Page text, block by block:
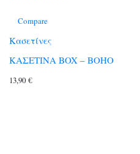
Compare
Κασετίνες
ΚΑΣΕΤΙΝΑ BOX – BOHO
13,90 €